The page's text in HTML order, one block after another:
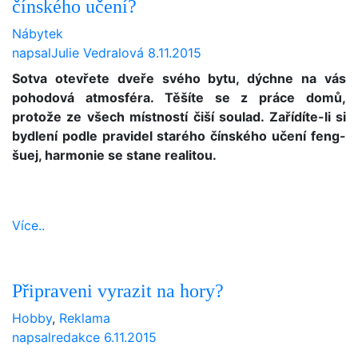
čínského učení?
Nábytek
napsalJulie Vedralová 8.11.2015
Sotva otevřete dveře svého bytu, dýchne na vás
pohodová atmosféra. Těšíte se z práce domů,
protože ze všech místností čiší soulad. Zařídíte-li si
bydlení podle pravidel starého čínského učení feng-
šuej, harmonie se stane realitou.
Více..
Připraveni vyrazit na hory?
Hobby, Reklama
napsalredakce 6.11.2015